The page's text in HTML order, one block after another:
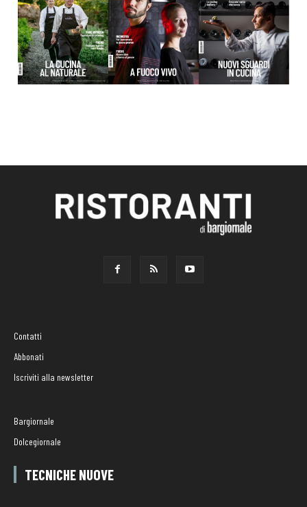
Contatti
Abbonati
Iscriviti alla newsletter
Bargiornale
Dolcegiornale
TECNICHE NUOVE